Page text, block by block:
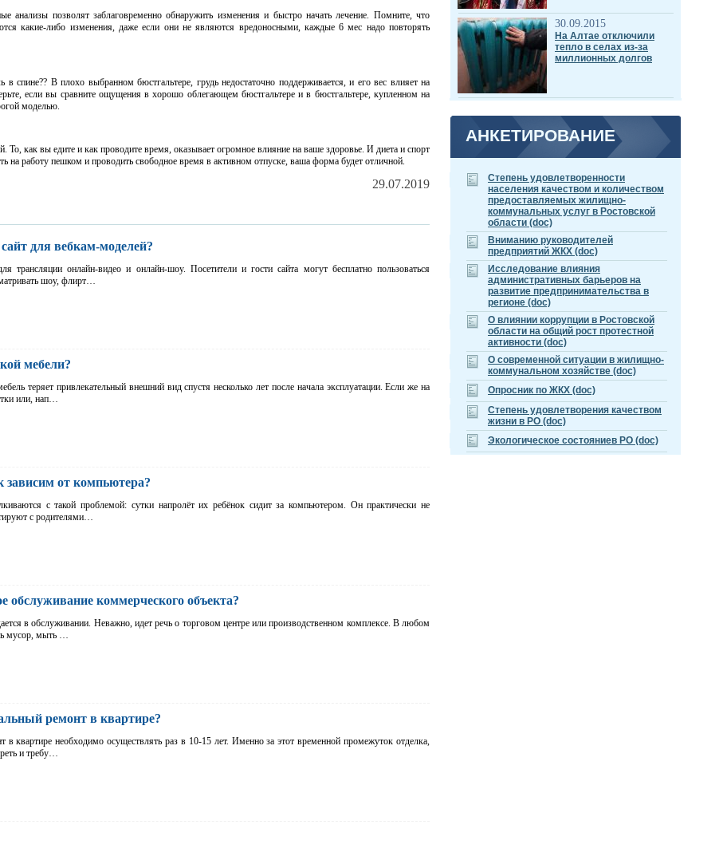
позволят заблаговременно обнаружить изменения и быстро начать лечение. Помните, что
какие-либо изменения, даже если они не являются вредоносными, каждые 6 мес надо повторять
спине?? В плохо выбранном бюстгальтере, грудь недостаточно поддерживается, и его вес влияет на
если вы сравните ощущения в хорошо облегающем бюстгальтере и в бюстгальтере, купленном на
моделью.
То, как вы едите и как проводите время, оказывает огромное влияние на ваше здоровье. И диета и спорт
на работу пешком и проводить свободное время в активном отпуске, ваша форма будет отличной.
29.07.2019
для вебкам-моделей?
трансляции онлайн-видео и онлайн-шоу. Посетители и гости сайта могут бесплатно пользоваться
шоу, флирт…
мебели?
теряет привлекательный внешний вид спустя несколько лет после начала эксплуатации. Если же на
или, нап…
зависим от компьютера?
с такой проблемой: сутки напролёт их ребёнок сидит за компьютером. Он практически не
с родителями…
обслуживание коммерческого объекта?
в обслуживании. Неважно, идет речь о торговом центре или производственном комплексе. В любом
мусор, мыть …
ремонт в квартире?
в квартире необходимо осуществлять раз в 10-15 лет. Именно за этот временной промежуток отделка,
и требу…
30.09.2015
На Алтае отключили
тепло в селах из-за
миллионных долгов
АНКЕТИРОВАНИЕ
Cтепень удовлетворенности
населения качеством и количеством
предоставляемых жилищно-
коммунальных услуг в Ростовской
области (doc)
Вниманию руководителей
предприятий ЖКХ (doc)
Исследование влияния
административных барьеров на
развитие предпринимательства в
регионе (doc)
О влиянии коррупции в Ростовской
области на общий рост протестной
активности (doc)
О современной ситуации в жилищно-
коммунальном хозяйстве (doc)
Опросник по ЖКХ (doc)
Степень удовлетворения качеством
жизни в РО (doc)
Экологическое состояниев РО (doc)